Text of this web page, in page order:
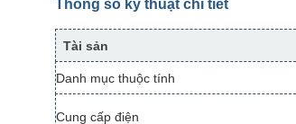
Thông số kỹ thuật chi tiết
Tài sản
Danh mục thuộc tính
Cung cấp điện